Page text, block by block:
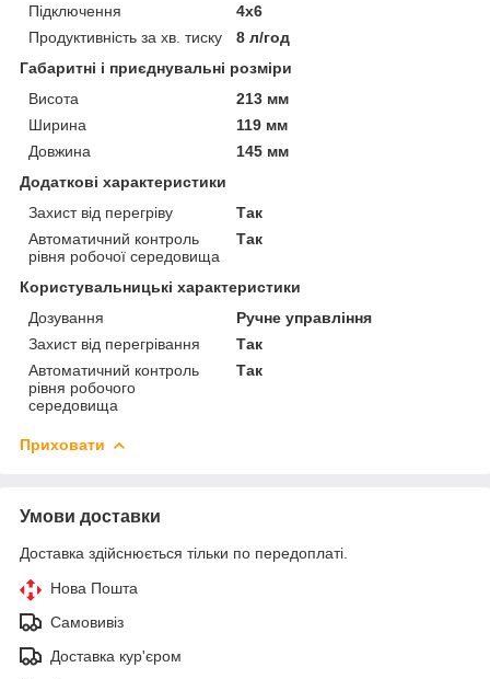
Підключення
4х6
Продуктивність за хв. тиску
8 л/год
Габаритні і приєднувальні розміри
Висота
213 мм
Ширина
119 мм
Довжина
145 мм
Додаткові характеристики
Захист від перегріву
Так
Автоматичний контроль
рівня робочої середовища
Так
Користувальницькі характеристики
Дозування
Ручне управління
Захист від перегрівання
Так
Автоматичний контроль
рівня робочого
середовища
Так
Приховати
Умови доставки
Доставка здійснюється тільки по передоплаті.
Нова Пошта
Самовивіз
Доставка кур'єром